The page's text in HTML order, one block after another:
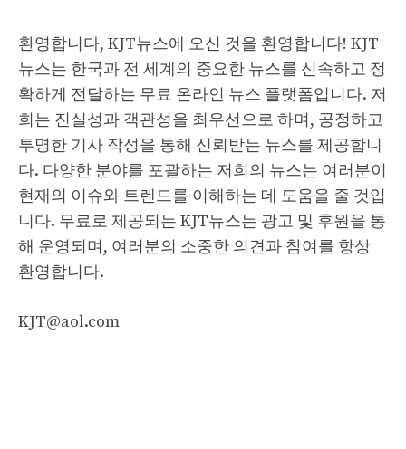
환영합니다, KJT뉴스에 오신 것을 환영합니다! KJT
뉴스는 한국과 전 세계의 중요한 뉴스를 신속하고 정
확하게 전달하는 무료 온라인 뉴스 플랫폼입니다. 저
희는 진실성과 객관성을 최우선으로 하며, 공정하고
투명한 기사 작성을 통해 신뢰받는 뉴스를 제공합니
다. 다양한 분야를 포괄하는 저희의 뉴스는 여러분이
현재의 이슈와 트렌드를 이해하는 데 도움을 줄 것입
니다. 무료로 제공되는 KJT뉴스는 광고 및 후원을 통
해 운영되며, 여러분의 소중한 의견과 참여를 항상
환영합니다.
KJT@aol.com